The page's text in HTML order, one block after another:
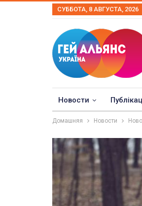
СУББОТА, 8 АВГУСТА, 2026
Новости
Домашняя Новости